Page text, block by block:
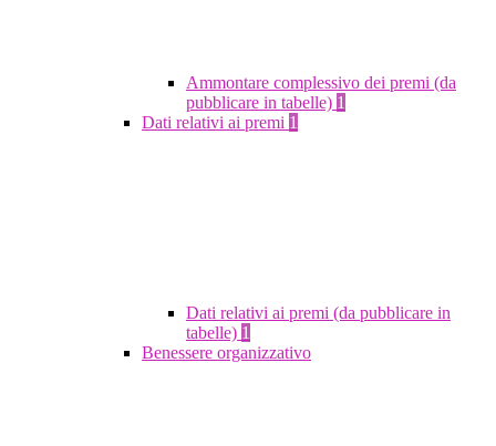
Ammontare complessivo dei premi (da
pubblicare in tabelle) 1
Dati relativi ai premi 1
Dati relativi ai premi (da pubblicare in
tabelle) 1
Benessere organizzativo